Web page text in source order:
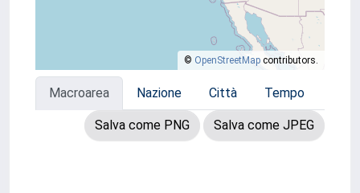
© OpenStreetMap contributors.
Macroarea Nazione Città Tempo
Salva come PNG Salva come JPEG